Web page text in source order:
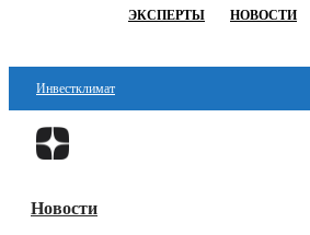
ЭКСПЕРТЫ НОВОСТИ
Инвестклимат
Финансы
Блокчейн
Новости